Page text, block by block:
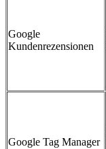
Google
Kundenrezensionen
Google Tag Manager